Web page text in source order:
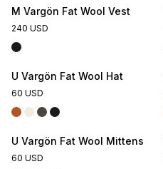
M Vargön Fat Wool Vest
240 USD
U Vargön Fat Wool Hat
60 USD
U Vargön Fat Wool Mittens
60 USD